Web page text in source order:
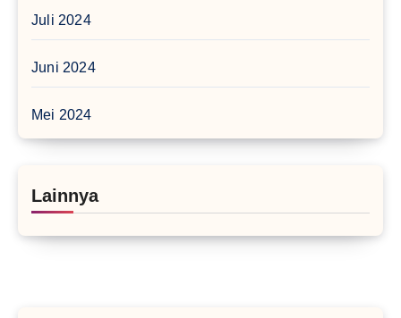
Juli 2024
Juni 2024
Mei 2024
Lainnya